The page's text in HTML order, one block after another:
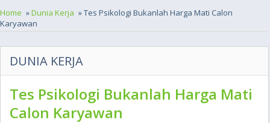
Home »Dunia Kerja » Tes Psikologi Bukanlah Harga Mati Calon
Karyawan
DUNIA KERJA
Tes Psikologi Bukanlah Harga Mati
Calon Karyawan